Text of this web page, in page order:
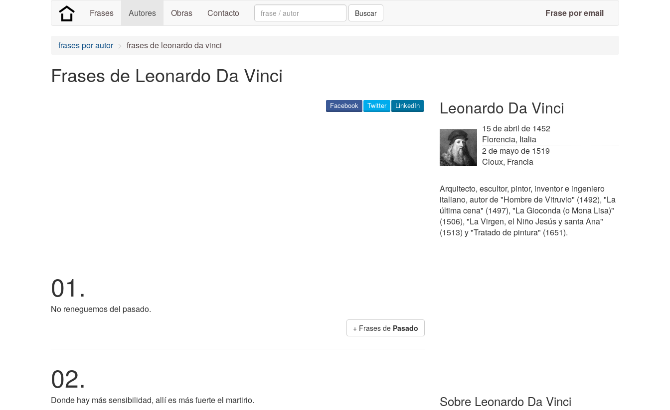
Frases Autores Obras Contacto Search: Buscar Frase por email
frases por autor frases de leonardo da vinci
Frases de Leonardo Da Vinci
LinkedIn
Twitter
Facebook
01.
No reneguemos del pasado.
+ Frases de Pasado
02.
Donde hay más sensibilidad, allí es más fuerte el martirio.
Leonardo Da Vinci
15 de abril de 1452
Florencia, Italia
2 de mayo de 1519
Cloux, Francia
Arquitecto, escultor, pintor, inventor e ingeniero
italiano, autor de "Hombre de Vitruvio" (1492), "La
última cena" (1497), "La Gioconda (o Mona Lisa)"
(1506), "La Virgen, el Niño Jesús y santa Ana"
(1513) y "Tratado de pintura" (1651).
Sobre Leonardo Da Vinci